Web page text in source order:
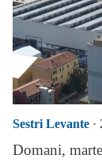
Sestri Levante ·
Domani,